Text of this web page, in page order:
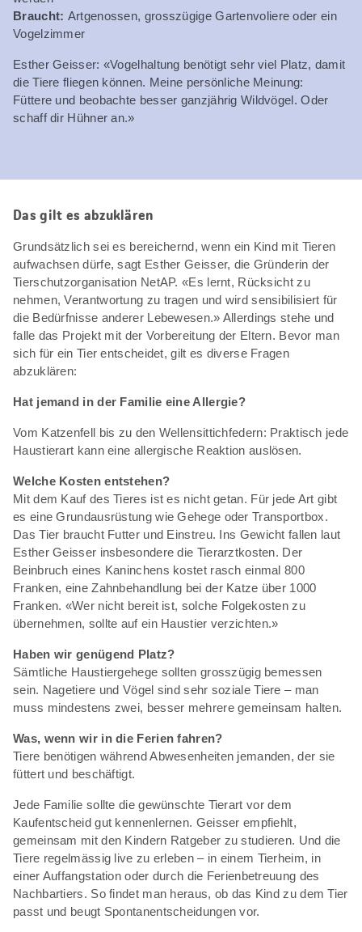
Braucht: Artgenossen, grosszügige Gartenvoliere oder ein
Vogelzimmer
Esther Geisser: «Vogelhaltung benötigt sehr viel Platz, damit
die Tiere fliegen können. Meine persönliche Meinung:
Füttere und beobachte besser ganzjährig Wildvögel. Oder
schaff dir Hühner an.»
Das gilt es abzuklären
Grundsätzlich sei es bereichernd, wenn ein Kind mit Tieren
aufwachsen dürfe, sagt Esther Geisser, die Gründerin der
Tierschutzorganisation NetAP. «Es lernt, Rücksicht zu
nehmen, Verantwortung zu tragen und wird sensibilisiert für
die Bedürfnisse anderer Lebewesen.» Allerdings stehe und
falle das Projekt mit der Vorbereitung der Eltern. Bevor man
sich für ein Tier entscheidet, gilt es diverse Fragen
abzuklären:
Hat jemand in der Familie eine Allergie?
Vom Katzenfell bis zu den Wellensittichfedern: Praktisch jede
Haustierart kann eine allergische Reaktion auslösen.
Welche Kosten entstehen?
Mit dem Kauf des Tieres ist es nicht getan. Für jede Art gibt
es eine Grundausrüstung wie Gehege oder Transportbox.
Das Tier braucht Futter und Einstreu. Ins Gewicht fallen laut
Esther Geisser insbesondere die Tierarztkosten. Der
Beinbruch eines Kaninchens kostet rasch einmal 800
Franken, eine Zahnbehandlung bei der Katze über 1000
Franken. «Wer nicht bereit ist, solche Folgekosten zu
übernehmen, sollte auf ein Haustier verzichten.»
Haben wir genügend Platz?
Sämtliche Haustiergehege sollten grosszügig bemessen
sein. Nagetiere und Vögel sind sehr soziale Tiere – man
muss mindestens zwei, besser mehrere gemeinsam halten.
Was, wenn wir in die Ferien fahren?
Tiere benötigen während Abwesenheiten jemanden, der sie
füttert und beschäftigt.
Jede Familie sollte die gewünschte Tierart vor dem
Kaufentscheid gut kennenlernen. Geisser empfiehlt,
gemeinsam mit den Kindern Ratgeber zu studieren. Und die
Tiere regelmässig live zu erleben – in einem Tierheim, in
einer Auffangstation oder durch die Ferienbetreuung des
Nachbartiers. So findet man heraus, ob das Kind zu dem Tier
passt und beugt Spontanentscheidungen vor.